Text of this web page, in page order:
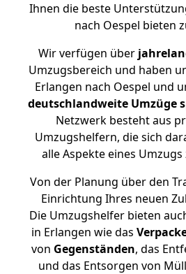
Ihnen die beste
nach Oespel bieten
Wir verfügen über
Umzugsbereich und haben
Erlangen nach Oespel und
deutschlandweite Umzüge
Netzwerk besteht aus
Umzugshelfern, die sich
alle Aspekte eines
Von der Planung über den
Einrichtung Ihres neuen
Die Umzugshelfer bieten
in Erlangen wie das
von Gegenständen, das
und das Entsorgen von